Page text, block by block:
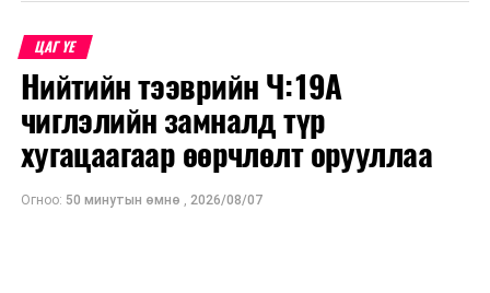
ЦАГ ҮЕ
Нийтийн тээврийн Ч:19А
чиглэлийн замналд түр
хугацаагаар өөрчлөлт орууллаа
Огноо: 50 минутын өмнө , 2026/08/07